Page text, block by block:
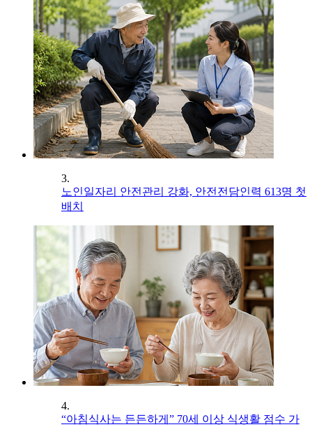
3.
노인일자리 안전관리 강화, 안전전담인력 613명 첫
배치
4.
“아침식사는 든든하게” 70세 이상 식생활 점수 가